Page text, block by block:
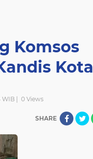
Komsos
Kota
| 0Views
SHARE